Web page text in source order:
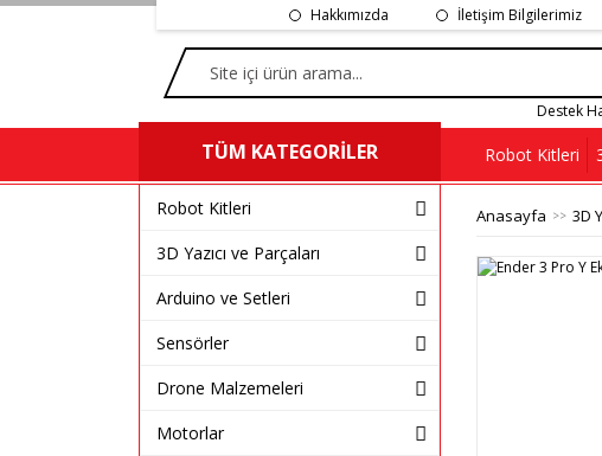
Hakkımızda İletişim Bilgilerimiz
Destek
TÜM KATEGORİLER Robot Kitleri
Robot Kitleri
3D Yazıcı ve Parçaları
Arduino ve Setleri
Sensörler
Drone Malzemeleri
Motorlar
Anasayfa 3D